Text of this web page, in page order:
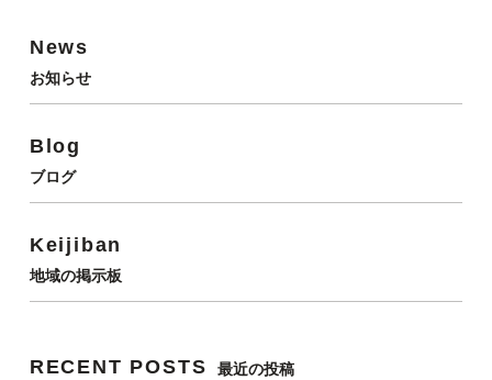
News
お知らせ
Blog
ブログ
Keijiban
地域の掲示板
RECENT POSTS 最近の投稿